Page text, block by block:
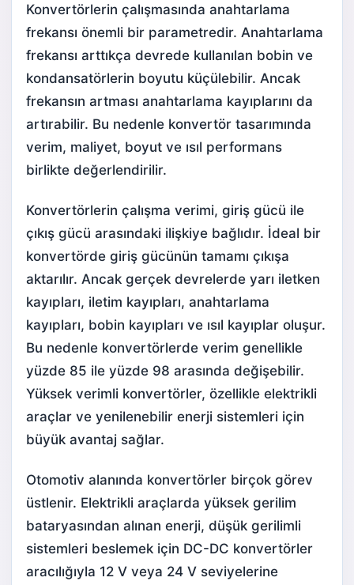
Konvertörlerin çalışmasında anahtarlama
frekansı önemli bir parametredir. Anahtarlama
frekansı arttıkça devrede kullanılan bobin ve
kondansatörlerin boyutu küçülebilir. Ancak
frekansın artması anahtarlama kayıplarını da
artırabilir. Bu nedenle konvertör tasarımında
verim, maliyet, boyut ve ısıl performans
birlikte değerlendirilir.
Konvertörlerin çalışma verimi, giriş gücü ile
çıkış gücü arasındaki ilişkiye bağlıdır. İdeal bir
konvertörde giriş gücünün tamamı çıkışa
aktarılır. Ancak gerçek devrelerde yarı iletken
kayıpları, iletim kayıpları, anahtarlama
kayıpları, bobin kayıpları ve ısıl kayıplar oluşur.
Bu nedenle konvertörlerde verim genellikle
yüzde 85 ile yüzde 98 arasında değişebilir.
Yüksek verimli konvertörler, özellikle elektrikli
araçlar ve yenilenebilir enerji sistemleri için
büyük avantaj sağlar.
Otomotiv alanında konvertörler birçok görev
üstlenir. Elektrikli araçlarda yüksek gerilim
bataryasından alınan enerji, düşük gerilimli
sistemleri beslemek için DC-DC konvertörler
aracılığıyla 12 V veya 24 V seviyelerine